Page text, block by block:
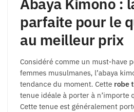
parfaite pour le
au meilleur prix
Considéré comme un must-have
femmes musulmanes, l’abaya
tendance du moment. Cette robe
tenue idéale à porter à n’importe
Cette tenue est généralement